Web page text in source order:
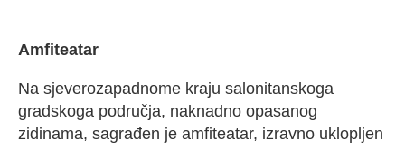
Amfiteatar
Na sjeverozapadnome kraju salonitanskoga
gradskoga područja, naknadno opasanog
zidinama, sagrađen je amfiteatar, izravno uklopljen